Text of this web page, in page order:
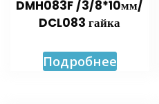
DMH083F /3/8*10мм/
DCL083 гайка
Подробнее